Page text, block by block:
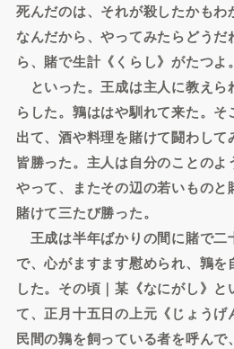
死んだのは、それが殺したかも
なんだから、やってみたらどうだ
ら、賭で生計《くらし》がたつよ
といった。王成は主人に教えら
らした。鶉ははや馴れて来た。
出て、酒や料理を賭けて闘わし
皆勝った。主人は自分のことの
やって、またその辺の若いもの
賭けて三たび勝った。
王成は半年ばかりの間に賭で二
で、心がますます慰められ、鶉
した。その頃｜某《なにがし》
て、正月十五日の上元《じょうげ
民間の鶉を飼っている者を呼ん